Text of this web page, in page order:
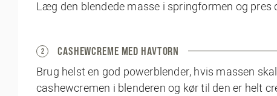
Læg den blendede masse i springformen og
2 CASHEWCREME MED HAVTORN
Brug helst en god powerblender, hvis massen
cashewcremen i blenderen og kør til den er helt